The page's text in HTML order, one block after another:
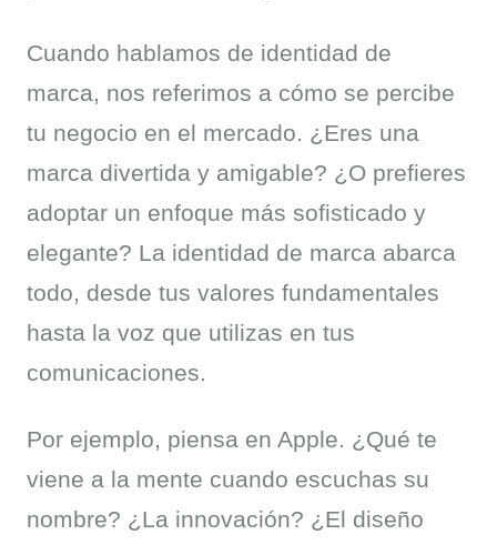
Cuando hablamos de identidad de
marca, nos referimos a cómo se percibe
tu negocio en el mercado. ¿Eres una
marca divertida y amigable? ¿O prefieres
adoptar un enfoque más sofisticado y
elegante? La identidad de marca abarca
todo, desde tus valores fundamentales
hasta la voz que utilizas en tus
comunicaciones.
Por ejemplo, piensa en Apple. ¿Qué te
viene a la mente cuando escuchas su
nombre? ¿La innovación? ¿El diseño